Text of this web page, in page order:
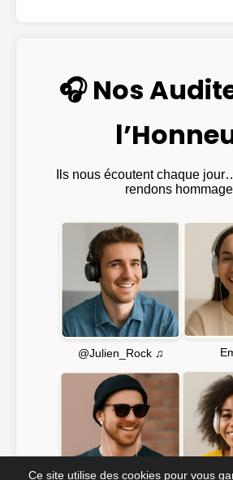
🎧 Nos
Ils nous écoutent chaque
rendons
@Julien_Rock ♫
Ce site utilise des cookies pour vous